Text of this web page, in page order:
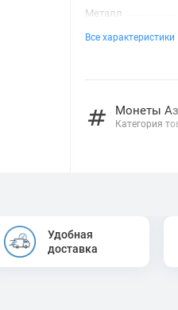
Металл
Все характеристики
Монеты
Категория
Удобная
доставка